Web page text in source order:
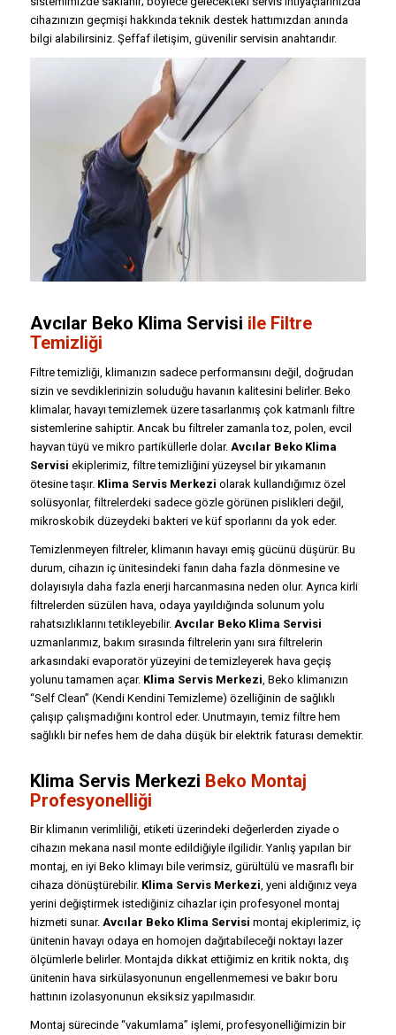
cihazınızın geçmişi hakkında teknik destek hattımızdan anında
bilgi alabilirsiniz. Şeffaf iletişim, güvenilir servisin anahtarıdır.
Avcılar Beko Klima Servisi ile Filtre
Temizliği
Filtre temizliği, klimanızın sadece performansını değil, doğrudan
sizin ve sevdiklerinizin soluduğu havanın kalitesini belirler. Beko
klimalar, havayı temizlemek üzere tasarlanmış çok katmanlı filtre
sistemlerine sahiptir. Ancak bu filtreler zamanla toz, polen, evcil
hayvan tüyü ve mikro partiküllerle dolar. Avcılar Beko Klima
Servisi ekiplerimiz, filtre temizliğini yüzeysel bir yıkamanın
ötesine taşır. Klima Servis Merkezi olarak kullandığımız özel
solüsyonlar, filtrelerdeki sadece gözle görünen pislikleri değil,
mikroskobik düzeydeki bakteri ve küf sporlarını da yok eder.
Temizlenmeyen filtreler, klimanın havayı emiş gücünü düşürür. Bu
durum, cihazın iç ünitesindeki fanın daha fazla dönmesine ve
dolayısıyla daha fazla enerji harcanmasına neden olur. Ayrıca kirli
filtrelerden süzülen hava, odaya yayıldığında solunum yolu
rahatsızlıklarını tetikleyebilir. Avcılar Beko Klima Servisi
uzmanlarımız, bakım sırasında filtrelerin yanı sıra filtrelerin
arkasındaki evaporatör yüzeyini de temizleyerek hava geçiş
yolunu tamamen açar. Klima Servis Merkezi , Beko klimanızın
“Self Clean” (Kendi Kendini Temizleme) özelliğinin de sağlıklı
çalışıp çalışmadığını kontrol eder. Unutmayın, temiz filtre hem
sağlıklı bir nefes hem de daha düşük bir elektrik faturası demektir.
Klima Servis Merkezi Beko Montaj
Profesyonelliği
Bir klimanın verimliliği, etiketi üzerindeki değerlerden ziyade o
cihazın mekana nasıl monte edildiğiyle ilgilidir. Yanlış yapılan bir
montaj, en iyi Beko klimayı bile verimsiz, gürültülü ve masraflı bir
cihaza dönüştürebilir. Klima Servis Merkezi , yeni aldığınız veya
yerini değiştirmek istediğiniz cihazlar için profesyonel montaj
hizmeti sunar. Avcılar Beko Klima Servisi montaj ekiplerimiz, iç
ünitenin havayı odaya en homojen dağıtabileceği noktayı lazer
ölçümlerle belirler. Montajda dikkat ettiğimiz en kritik nokta, dış
ünitenin hava sirkülasyonunun engellenmemesi ve bakır boru
hattının izolasyonunun eksiksiz yapılmasıdır.
Montaj sürecinde “vakumlama” işlemi, profesyonelliğimizin bir